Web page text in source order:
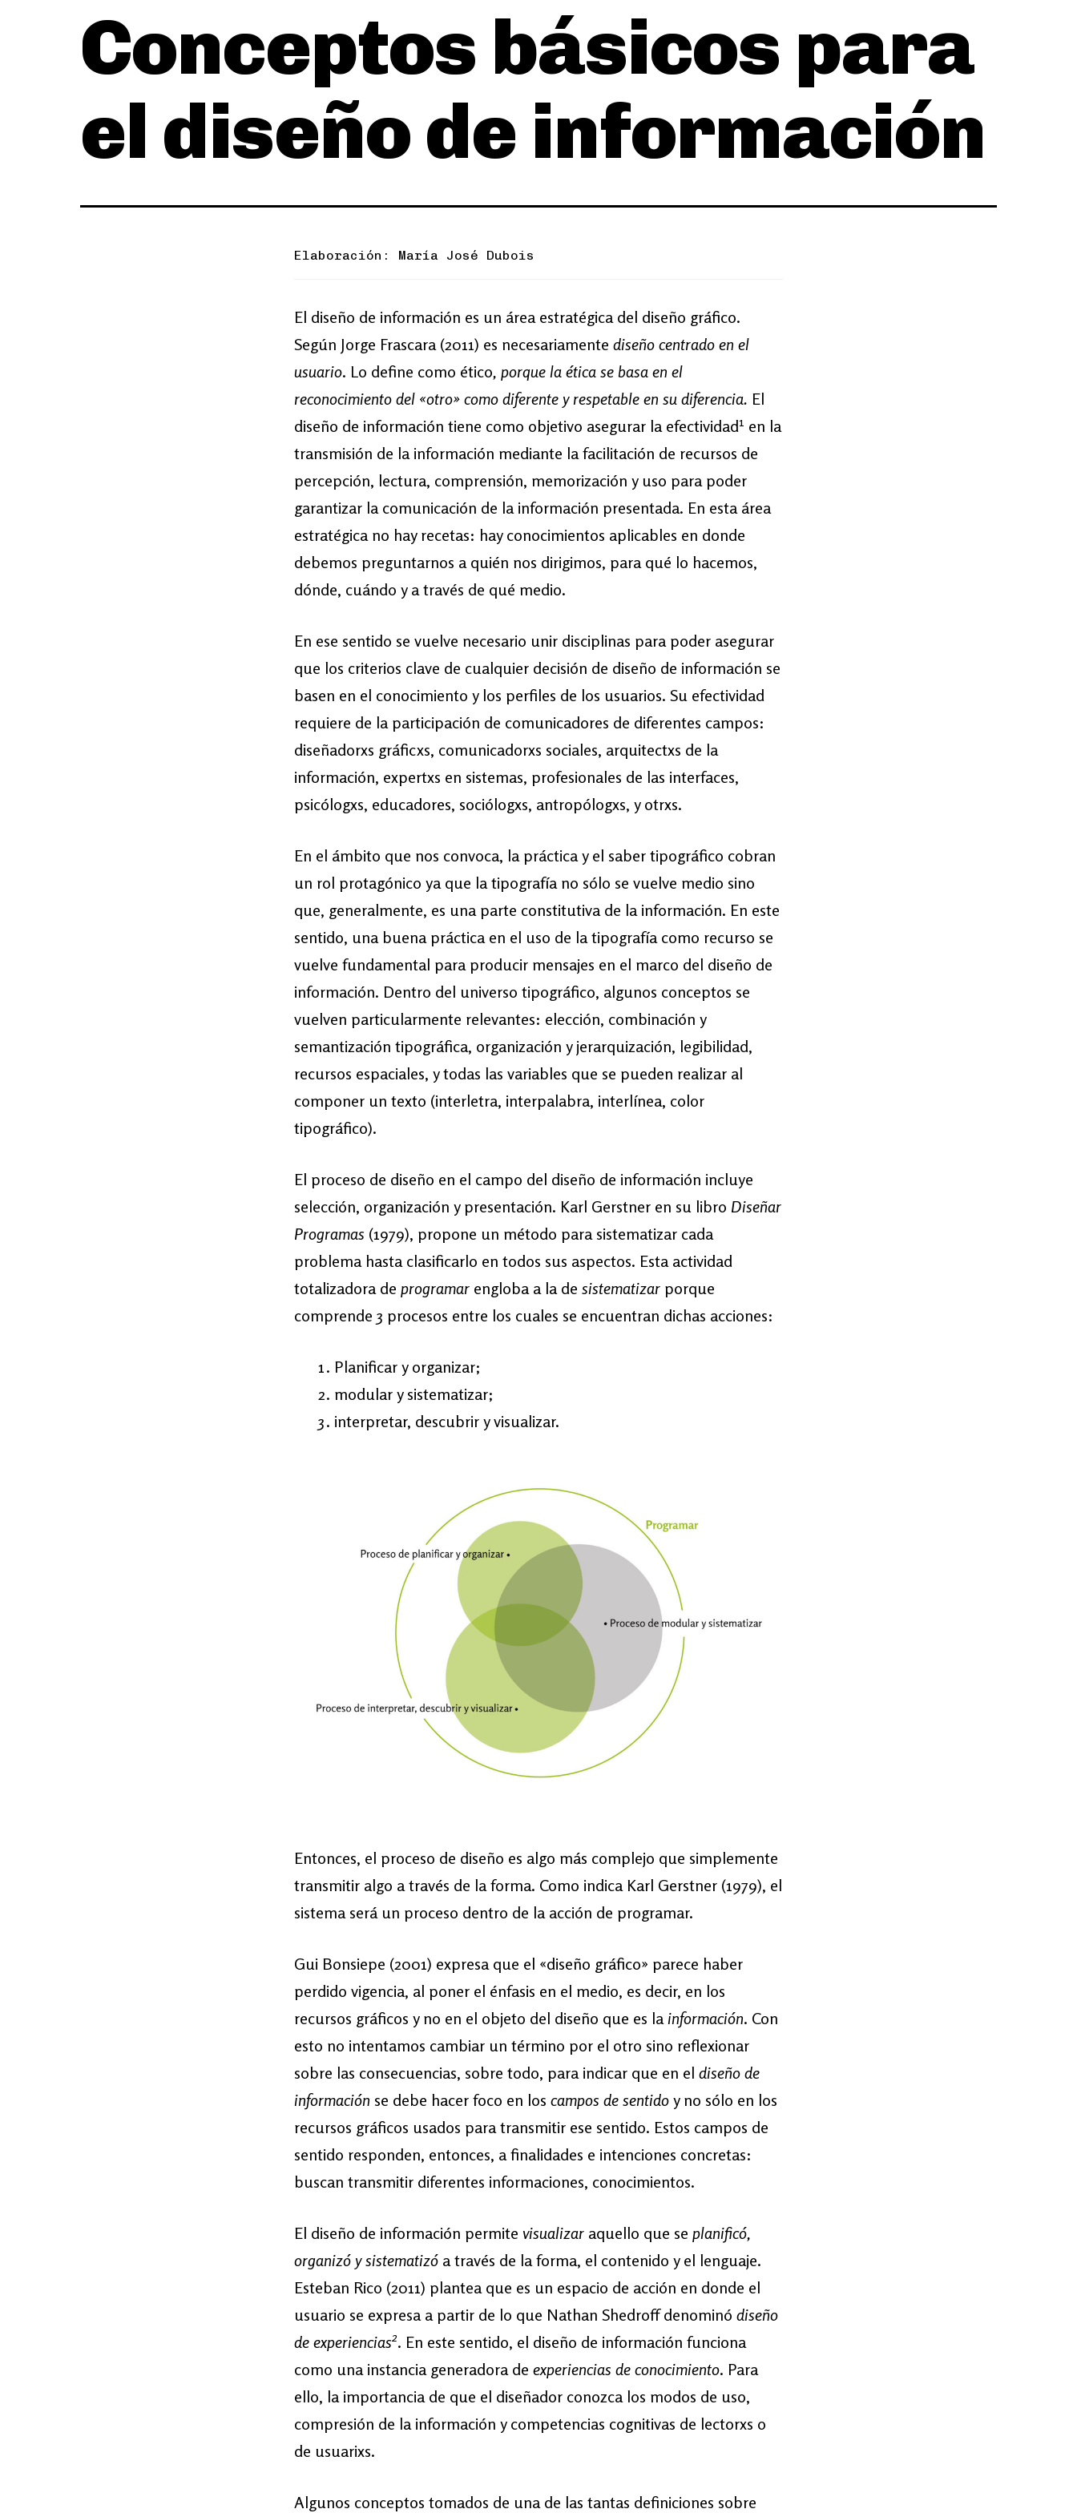
Conceptos básicos para
el diseño de información
Elaboración: María José Dubois
El diseño de información es un área estratégica del diseño gráfico.
Según Jorge Frascara (2011) es necesariamente diseño centrado en el
usuario. Lo define como ético, porque la ética se basa en el
reconocimiento del «otro» como diferente y respetable en su diferencia. El
diseño de información tiene como objetivo asegurar la efectividad1 en la
transmisión de la información mediante la facilitación de recursos de
percepción, lectura, comprensión, memorización y uso para poder
garantizar la comunicación de la información presentada. En esta área
estratégica no hay recetas: hay conocimientos aplicables en donde
debemos preguntarnos a quién nos dirigimos, para qué lo hacemos,
dónde, cuándo y a través de qué medio.
En ese sentido se vuelve necesario unir disciplinas para poder asegurar
que los criterios clave de cualquier decisión de diseño de información se
basen en el conocimiento y los perfiles de los usuarios. Su efectividad
requiere de la participación de comunicadores de diferentes campos:
diseñadorxs gráficxs, comunicadorxs sociales, arquitectxs de la
información, expertxs en sistemas, profesionales de las interfaces,
psicólogxs, educadores, sociólogxs, antropólogxs, y otrxs.
En el ámbito que nos convoca, la práctica y el saber tipográfico cobran
un rol protagónico ya que la tipografía no sólo se vuelve medio sino
que, generalmente, es una parte constitutiva de la información. En este
sentido, una buena práctica en el uso de la tipografía como recurso se
vuelve fundamental para producir mensajes en el marco del diseño de
información. Dentro del universo tipográfico, algunos conceptos se
vuelven particularmente relevantes: elección, combinación y
semantización tipográfica, organización y jerarquización, legibilidad,
recursos espaciales, y todas las variables que se pueden realizar al
componer un texto (interletra, interpalabra, interlínea, color
tipográfico).
El proceso de diseño en el campo del diseño de información incluye
selección, organización y presentación. Karl Gerstner en su libro Diseñar
Programas (1979), propone un método para sistematizar cada
problema hasta clasificarlo en todos sus aspectos. Esta actividad
totalizadora de programar engloba a la de sistematizar porque
comprende 3 procesos entre los cuales se encuentran dichas acciones:
Planificar y organizar;
modular y sistematizar;
interpretar, descubrir y visualizar.
Entonces, el proceso de diseño es algo más complejo que simplemente
transmitir algo a través de la forma. Como indica Karl Gerstner (1979), el
sistema será un proceso dentro de la acción de programar.
Gui Bonsiepe (2001) expresa que el «diseño gráfico» parece haber
perdido vigencia, al poner el énfasis en el medio, es decir, en los
recursos gráficos y no en el objeto del diseño que es la información. Con
esto no intentamos cambiar un término por el otro sino reflexionar
sobre las consecuencias, sobre todo, para indicar que en el diseño de
información se debe hacer foco en los campos de sentido y no sólo en los
recursos gráficos usados para transmitir ese sentido. Estos campos de
sentido responden, entonces, a finalidades e intenciones concretas:
buscan transmitir diferentes informaciones, conocimientos.
El diseño de información permite visualizar aquello que se planificó,
organizó y sistematizó a través de la forma, el contenido y el lenguaje.
Esteban Rico (2011) plantea que es un espacio de acción en donde el
usuario se expresa a partir de lo que Nathan Shedroff denominó diseño
de experiencias2. En este sentido, el diseño de información funciona
como una instancia generadora de experiencias de conocimiento. Para
ello, la importancia de que el diseñador conozca los modos de uso,
compresión de la información y competencias cognitivas de lectorxs o
de usuarixs.
Algunos conceptos tomados de una de las tantas definiciones sobre